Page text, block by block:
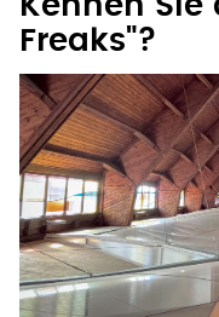
Freaks"?